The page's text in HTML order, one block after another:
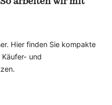
Hier finden Sie kompakte
Käufer- und